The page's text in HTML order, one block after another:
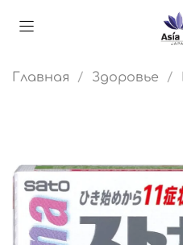
Главная Здоровье